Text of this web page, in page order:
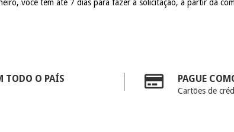
você tem até 7 dias para fazer a solicitação, a partir da
TODO O PAÍS PAGUE
Cartões de